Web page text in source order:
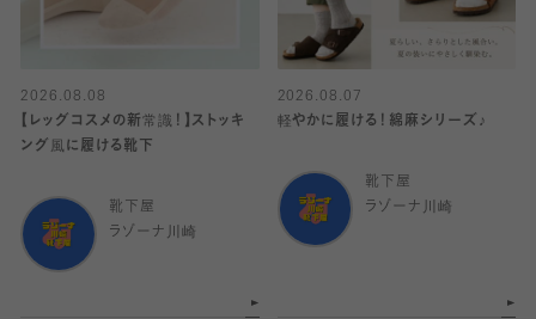
2026.08.08
【レッグコスメの新常識！】ストッキ
ング風に履ける靴下
靴下屋
ラゾーナ川崎
2026.08.07
軽やかに履ける！綿麻シリーズ♪
靴下屋
ラゾーナ川崎